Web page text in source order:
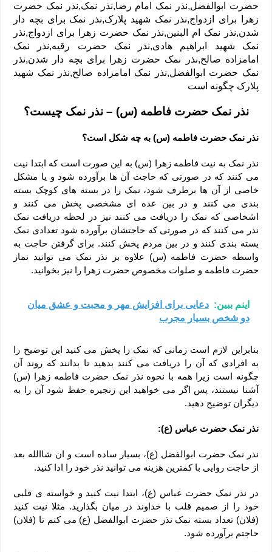
حضرت ابوالفضل,نذر نمک امام رضا,نذر نمک,نذر نمک حضرت
زهرا برای ازدواج,نذر نمک شهید پلارک,نذر نمک برای بچه دار
شدن,نذر نمک ام البنین,نذر نمک حضرت زهرا برای ازدواج,نذر
نمک شهید ابراهیم هادی,نذر نمک حضرت رقیه,نذر نمک
امامزاده صالح,نذر نمک حضرت زهرا برای بچه دار شدن,نذر
نمک حضرت ابوالفضل,نذر نمک امامزاده صالح,نذر نمک شهید
پلارک چگونه است
نذر نمک حضرت فاطمه (س) – نذر نمک چیست؟
نذر نمک حضرت فاطمه (س) به چه شکل است؟
نذر نمک به نیت فاطمه زهرا (س) به این صورت است که ابتدا نیت
می کنند که در صورتی که حاجت آن ها برآورده شود و یا مشکل
خاصی از آن ها برطرف شود، نمک را در بسته های کوچک بسته
بندی می کنند و در بین عده ای مشخصی پخش می کنند و
اشخاصی که نمک را دریافت می کنند نیز در لحظه دریافت نمک
نذر می کنند که در صورتی که حاجتشان برآورده شود تعدادی نمک
بسته بندی کنند و در بین مردم پخش کنند. برای گرفتن حاجت به
واسطه حضرت فاطمه (س) علاوه بر نذر نمک می توانید نماز
حضرت فاطمه و صلوات مخصوص حضرت زهرا را نیز بخوانید.
اینم ببین: دعایی برای افزایش مهر و‌ محبت و عشق میان
دو شخص بسیار مجرب
بنابراین لازم است زمانی که نمک را پخش می کنید این توضیح را
به افرادی که آن را دریافت می کنند بدهید تا بدانند که روند آن
چگونه است زیرا همه با نحوه نذر نمک حضرت فاطمه زهرا (س)
آشنا نیستند، پس اگر می خواهید این زنجیره حفظ شود آن را به
دیگران توضیح دهید.
نذر نمک حضرت عباس (ع):
نذر نمک حضرت ابوالفضل (ع)، بسیار ساده است و ان شاالله بعد
از حاجت روایی با کمترین هزینه می توانید نذر خود را ادا کنید.
در نذر نمک حضرت عباس (ع)، ابتدا نیت کنید و خواسته ی قلبی
خود را از صمیم قلب با خداوند در میان بگذارید. مثلا نیت کنید
(فلان) تعداد بسته نمک نذر حضرت ابوالفضل (ع) می کنم تا (فلان)
حاجتم برآورده شود.